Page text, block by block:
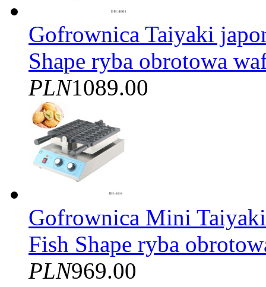
Gofrownica Taiyaki
Shape ryba obrotowa
PLN1089.00
Gofrownica Mini
Fish Shape ryba
PLN969.00